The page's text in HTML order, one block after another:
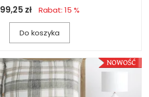
99,25 zł Rabat: 15 %
Do koszyka